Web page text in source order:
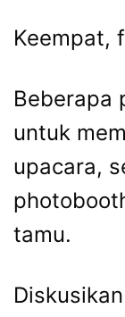
Keempat,
Beberapa
untuk
upacara,
tamu.